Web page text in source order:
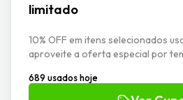
limitado
10% OFF em itens selecionados
aproveite a oferta especial por
689 usados hoje